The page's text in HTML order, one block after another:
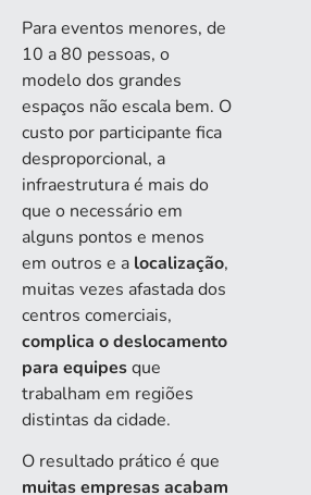
Para eventos menores, de
10 a 80 pessoas, o
modelo dos grandes
espaços não escala bem. O
custo por participante fica
desproporcional, a
infraestrutura é mais do
que o necessário em
alguns pontos e menos
em outros e a localização,
muitas vezes afastada dos
centros comerciais,
complica o deslocamento
para equipesque
trabalham em regiões
distintas da cidade.
O resultado prático é que
muitas empresas acabam